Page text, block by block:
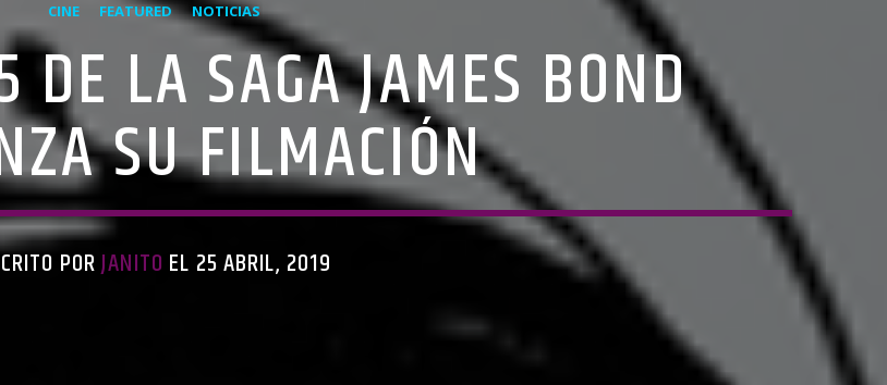
CINE FEATURED NOTICIAS
DE LA SAGA JAMES BOND
SU FILMACIÓN
PORJANITO EL 25 ABRIL, 2019